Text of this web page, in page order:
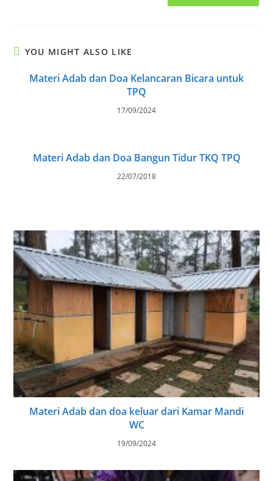
YOU MIGHT ALSO LIKE
Materi Adab dan Doa Kelancaran Bicara untuk
TPQ
17/09/2024
Materi Adab dan Doa Bangun Tidur TKQ TPQ
22/07/2018
Materi Adab dan doa keluar dari Kamar Mandi
WC
19/09/2024